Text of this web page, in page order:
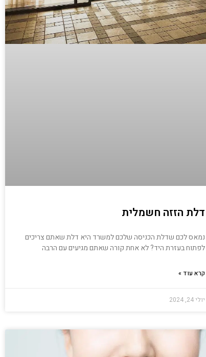
דלת הזזה חשמלית
נמאס לכם שדלת הכניסה שלכם למשרד היא דלת שאתם צריכים
לפתוח בעזרת היד? לא אחת קורה שאתם מגיעים עם הרבה
קרא עוד »
יולי 24, 2024